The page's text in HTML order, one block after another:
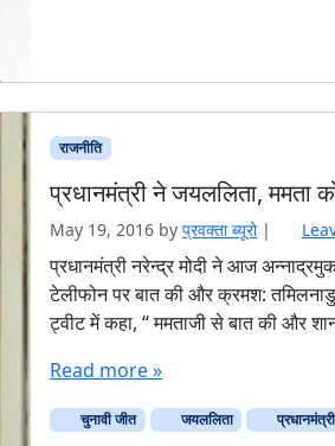
राजनीति
प्रधानमंत्री ने जयललिता, ममता
May 19, 2016 byप्रवक्‍ता ब्यूरो |
प्रधानमंत्री नरेन्द्र मोदी ने आज
टेलीफोन पर बात की और क्रमश: तमिलनाडु
ट्वीट में कहा, ‘‘ ममताजी से बात की और
Read more »
चुनावी जीत जयललिता